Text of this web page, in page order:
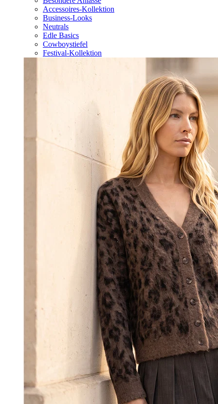
Accessoires-Kollektion
Business-Looks
Neutrals
Edle Basics
Cowboystiefel
Festival-Kollektion